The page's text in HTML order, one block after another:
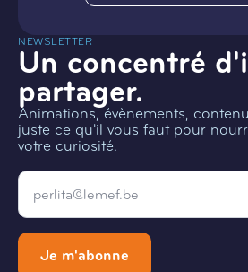
NEWSLETTER
Un concentré
partager.
Animations, évènements,
juste ce qu'il vous faut pour
votre curiosité.
Email
Je m'abonne